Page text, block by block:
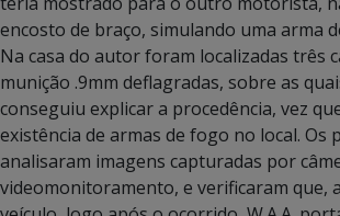
encosto de braço, simulando uma arma
Na casa do autor foram localizadas três
munição .9mm deflagradas, sobre as
conseguiu explicar a procedência, vez
existência de armas de fogo no local. Os
analisaram imagens capturadas por
videomonitoramento, e verificaram que,